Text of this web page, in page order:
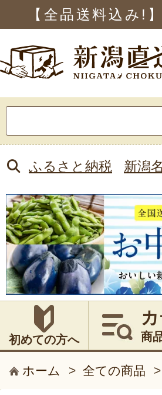
【全品送料込み!
索:
ふるさと納税 新潟
初めての方へ 商
ホーム > 全ての商品 >